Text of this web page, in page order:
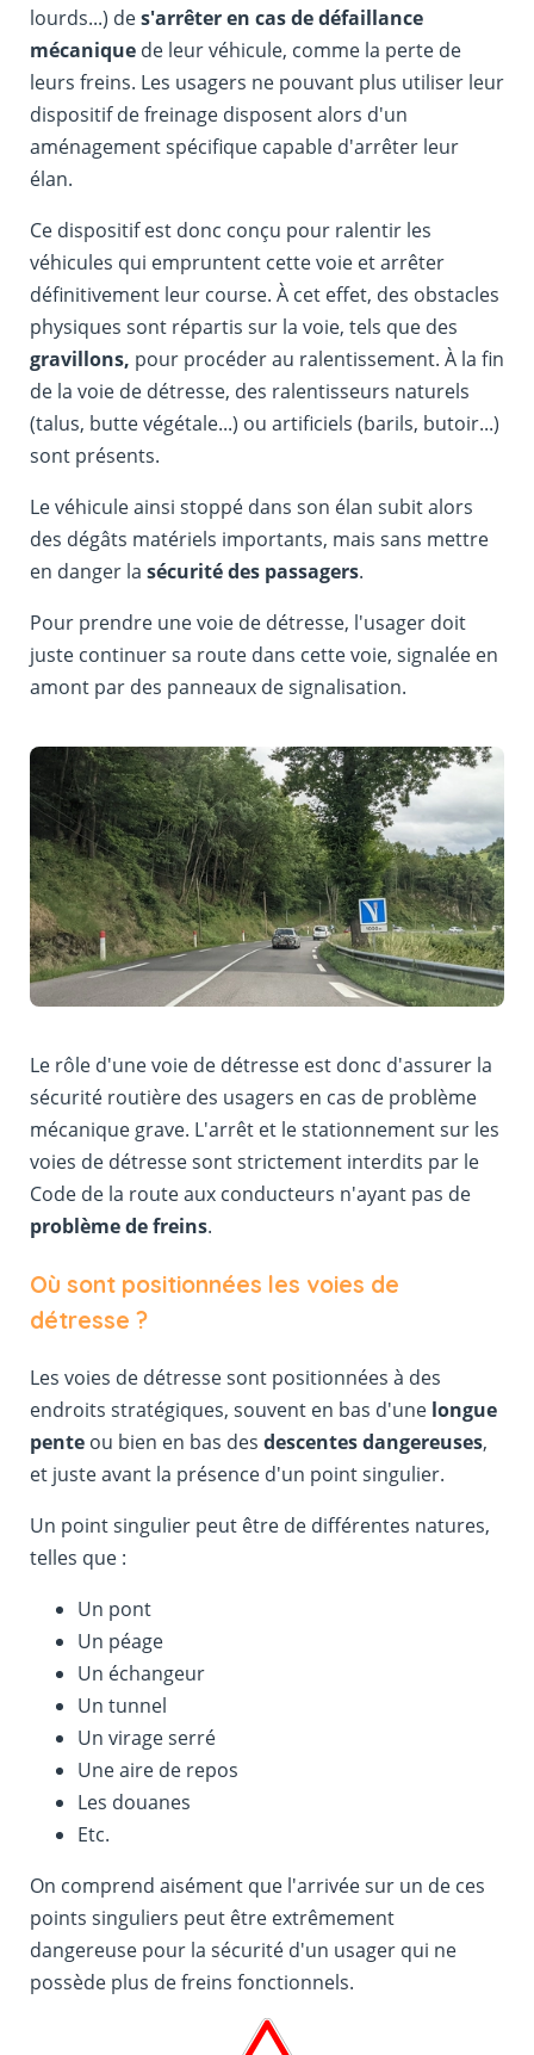
lourds...) des'arrêter en cas de défaillance
mécaniquede leur véhicule, comme la perte de
leurs freins. Les usagers ne pouvant plus utiliser leur
dispositif de freinage disposent alors d'un
aménagement spécifique capable d'arrêter leur
élan.
Ce dispositif est donc conçu pour ralentir les
véhicules qui empruntent cette voie et arrêter
définitivement leur course. À cet effet, des obstacles
physiques sont répartis sur la voie, tels que des
gravillons, pour procéder au ralentissement. À la fin
de la voie de détresse, des ralentisseurs naturels
(talus, butte végétale...) ou artificiels (barils, butoir...)
sont présents.
Le véhicule ainsi stoppé dans son élan subit alors
des dégâts matériels importants, mais sans mettre
en danger la sécurité des passagers.
Pour prendre une voie de détresse, l'usager doit
juste continuer sa route dans cette voie, signalée en
amont par des panneaux de signalisation.
Le rôle d'une voie de détresse est donc d'assurer la
sécurité routière des usagers en cas de problème
mécanique grave. L'arrêt et le stationnement sur les
voies de détresse sont strictement interdits par le
Code de la route aux conducteurs n'ayant pas de
problème de freins.
Où sont positionnées les voies de
détresse ?
Les voies de détresse sont positionnées à des
endroits stratégiques, souvent en bas d'une longue
penteou bien en bas des descentes dangereuses,
et juste avant la présence d'un point singulier.
Un point singulier peut être de différentes natures,
telles que :
Un pont
Un péage
Un échangeur
Un tunnel
Un virage serré
Une aire de repos
Les douanes
Etc.
On comprend aisément que l'arrivée sur un de ces
points singuliers peut être extrêmement
dangereuse pour la sécurité d'un usager qui ne
possède plus de freins fonctionnels.